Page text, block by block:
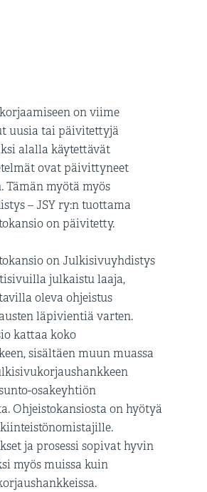
on viime
uusia tai päivitettyjä
alalla käytettävät
ovat päivittyneet
Tämän myötä myös
– JSY ry:n tuottama
on päivitetty.
on Julkisivuyhdistys
julkaistu laaja,
oleva ohjeistus
läpivientiä varten.
kattaa koko
sisältäen muun muassa
osakeyhtiön
Ohjeistokansiosta on hyötyä
ja prosessi sopivat hyvin
myös muissa kuin